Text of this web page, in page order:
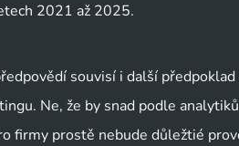
2021 až 2025.
souvisí i další
Ne, že by snad podle
firmy prostě nebude důležtié